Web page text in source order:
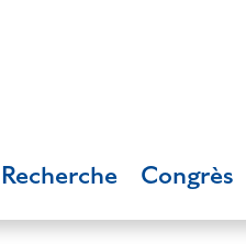
Recherche Congrès